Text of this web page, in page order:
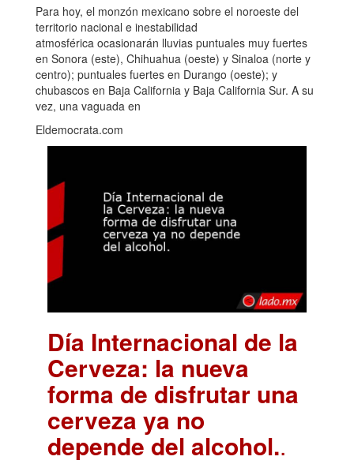
Para hoy, el monzón mexicano sobre el noroeste del
territorio nacional e inestabilidad
atmosférica ocasionarán lluvias puntuales muy fuertes
en Sonora (este), Chihuahua (oeste) y Sinaloa (norte y
centro); puntuales fuertes en Durango (oeste); y
chubascos en Baja California y Baja California Sur. A su
vez, una vaguada en
Eldemocrata.com
Día Internacional de la
Cerveza: la nueva
forma de disfrutar una
cerveza ya no
depende del alcohol..